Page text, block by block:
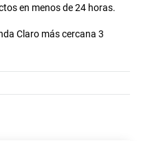
en menos de 24 horas.
Claro más cercana 3